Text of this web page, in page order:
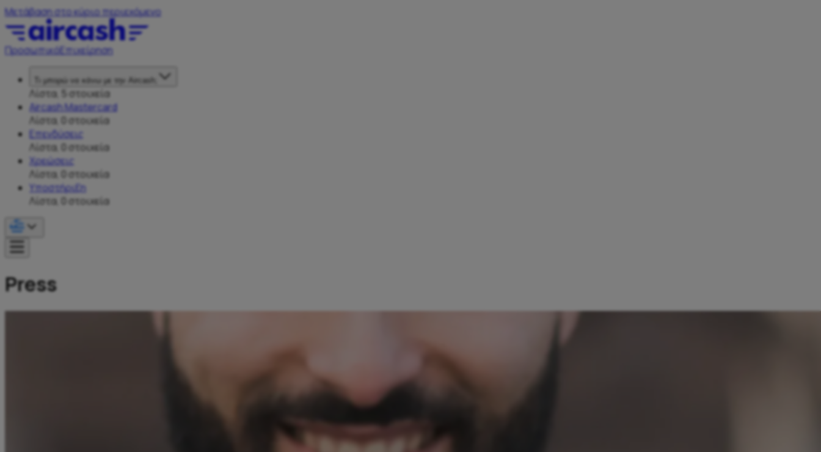
Μετάβαση στο κύριο περιεχόμενο
ΠροσωπικόΕπιχείρηση
Τι μπορώ να κάνω με την Aircash;
Λίστα, 5 στοιχεία
Aircash Mastercard
Λίστα, 0 στοιχεία
Επενδύσεις
Λίστα, 0 στοιχεία
Χρεώσεις
Λίστα, 0 στοιχεία
Υποστήριξη
Λίστα, 0 στοιχεία
Press